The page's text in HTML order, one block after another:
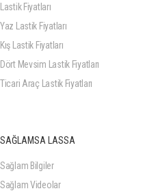
Lastik Fiyatları
Yaz Lastik Fiyatları
Kış Lastik Fiyatları
Dört Mevsim Lastik Fiyatları
Ticari Araç Lastik Fiyatları
SAĞLAMSA LASSA
Sağlam Bilgiler
Sağlam Videolar